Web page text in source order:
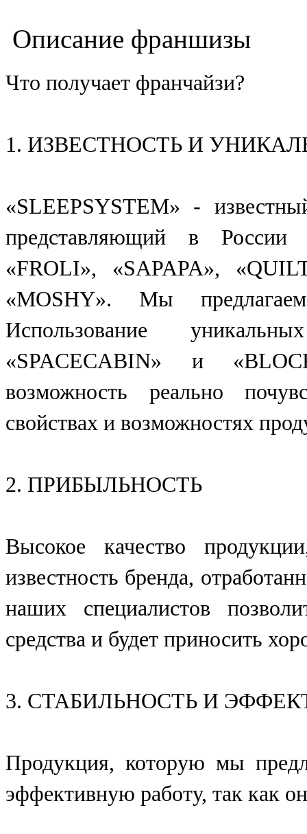
Описание франшизы
Что получает франчайзи?
1. ИЗВЕСТНОСТЬ И
«SLEEPSYSTEM» -
представляющий в России
«FROLI», «SAPAPA»,
«MOSHY». Мы
Использование
«SPACECABIN» и
возможность реально
свойствах и возможностях
2. ПРИБЫЛЬНОСТЬ
Высокое качество
известность бренда,
наших специалистов
средства и будет приносить
3. СТАБИЛЬНОСТЬ И
Продукция, которую мы
эффективную работу, так как